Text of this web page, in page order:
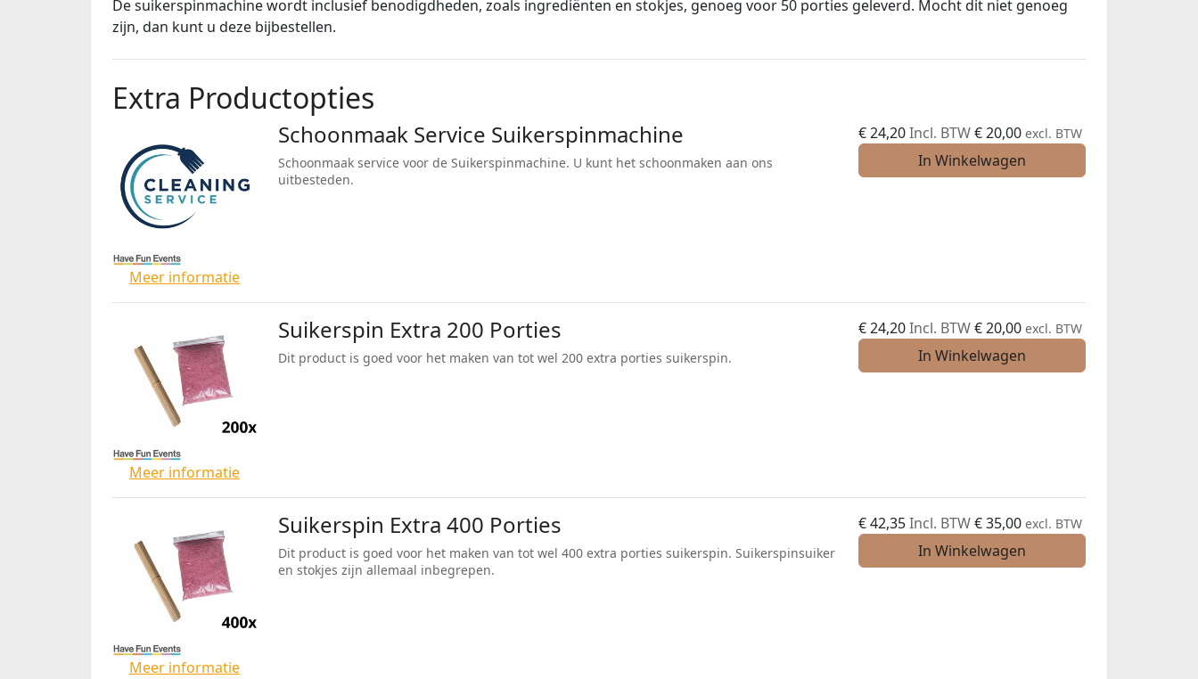
De suikerspinmachine wordt inclusief benodigdheden, zoals ingrediënten en stokjes, genoeg voor 50 porties geleverd. Mocht dit niet genoeg
zijn, dan kunt u deze bijbestellen.
Extra Productopties
Meer informatie
€24,20Incl. BTW€20,00 excl. BTW
In Winkelwagen
Schoonmaak Service Suikerspinmachine
Schoonmaak service voor de Suikerspinmachine. U kunt het schoonmaken aan ons
uitbesteden.
Meer informatie
€24,20Incl. BTW€20,00 excl. BTW
In Winkelwagen
Suikerspin Extra 200 Porties
Dit product is goed voor het maken van tot wel 200 extra porties suikerspin.
Meer informatie
€42,35Incl. BTW€35,00 excl. BTW
In Winkelwagen
Suikerspin Extra 400 Porties
Dit product is goed voor het maken van tot wel 400 extra porties suikerspin. Suikerspinsuiker
en stokjes zijn allemaal inbegrepen.